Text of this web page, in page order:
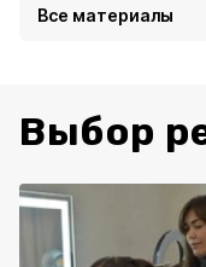
Все материалы
Выбор